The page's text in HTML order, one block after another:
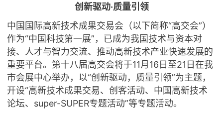
创新驱动·质量引领
中国国际高新技术成果交易会（以下简称“高交会”）
作为“中国科技第一展”，已成为我国技术与资本对
接、人才与智力交流、推动高新技术产业快速发展的
重要平台。第十八届高交会将于11月16日至21日在我
市会展中心举办，以“创新驱动，质量引领”为主题，
开设“高新技术成果交易、创客活动、中国高新技术
论坛、super-SUPER专题活动”等专题活动。